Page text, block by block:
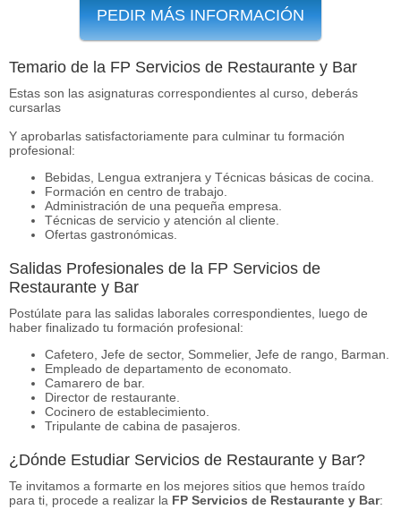
PEDIR MÁS INFORMACIÓN
Temario de la FP Servicios de Restaurante y Bar
Estas son las asignaturas correspondientes al curso, deberás
cursarlas
Y aprobarlas satisfactoriamente para culminar tu formación
profesional:
Bebidas, Lengua extranjera y Técnicas básicas de cocina.
Formación en centro de trabajo.
Administración de una pequeña empresa.
Técnicas de servicio y atención al cliente.
Ofertas gastronómicas.
Salidas Profesionales de la FP Servicios de
Restaurante y Bar
Postúlate para las salidas laborales correspondientes, luego de
haber finalizado tu formación profesional:
Cafetero, Jefe de sector, Sommelier, Jefe de rango, Barman.
Empleado de departamento de economato.
Camarero de bar.
Director de restaurante.
Cocinero de establecimiento.
Tripulante de cabina de pasajeros.
¿Dónde Estudiar Servicios de Restaurante y Bar?
Te invitamos a formarte en los mejores sitios que hemos traído
para ti, procede a realizar la FP Servicios de Restaurante y Bar: